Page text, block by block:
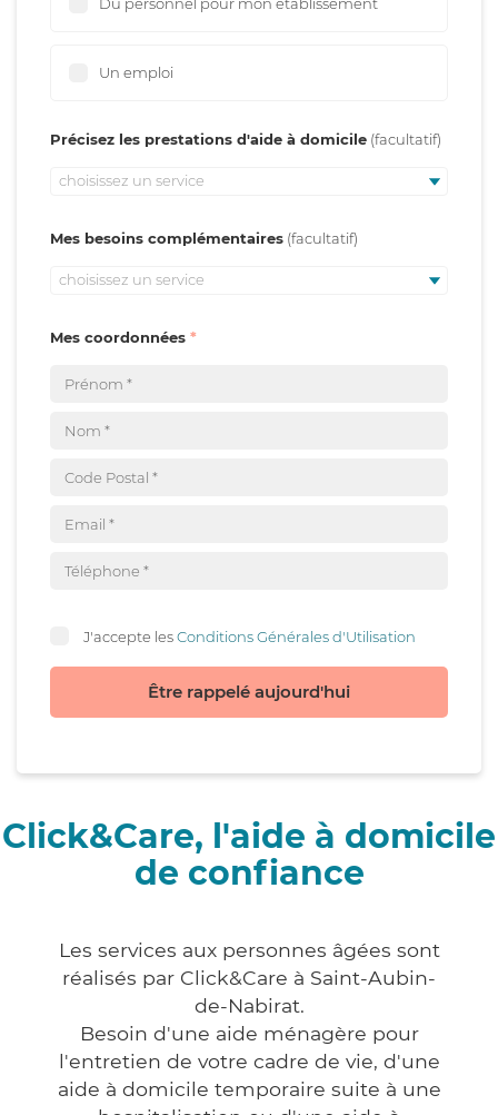
Du personnel pour mon établissement
Un emploi
Précisez les prestations d'aide à domicile
choisissez un service
Mes besoins complémentaires
choisissez un service
Mes coordonnées
J'accepte lesConditions Générales d'Utilisation
Être rappelé aujourd'hui
Click&Care, l'aide à domicile
de confiance
Les services aux personnes âgées sont
réalisés par Click&Care à Saint-Aubin-
de-Nabirat.
Besoin d'une aide ménagère pour
l'entretien de votre cadre de vie, d'une
aide à domicile temporaire suite à une